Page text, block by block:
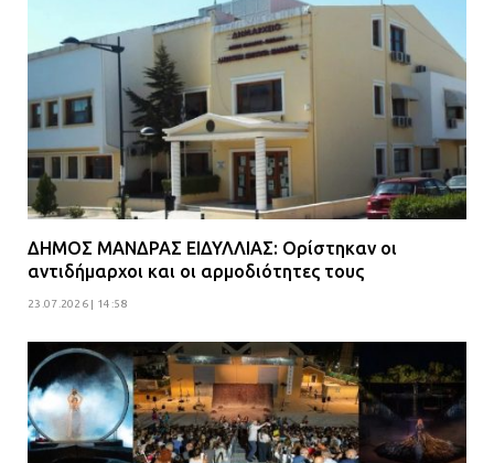
ανήλικους
08.07.2026 | 09:38
Άνω Λιόσια: Έριξαν τα ναρκωτικά
σε σκουπιδοφάγο για να μη τα βρει
η αστυνομία – Λογάριασαν χωρίς
τον ειδικό σκύλο
Βούλα: Κραυγή αγωνίας από
γειτονιά»
07.07.2026 | 09:48
ΔΗΜΟΣ ΜΑΝΔΡΑΣ ΕΙΔΥΛΛΙΑΣ: Ορίστηκαν οι
αντιδήμαρχοι και οι αρμοδιότητες τους
23.07.2026 | 14:58